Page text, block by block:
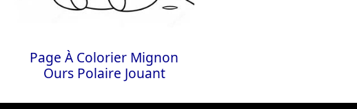
Page À Colorier Mignon
Ours Polaire Jouant